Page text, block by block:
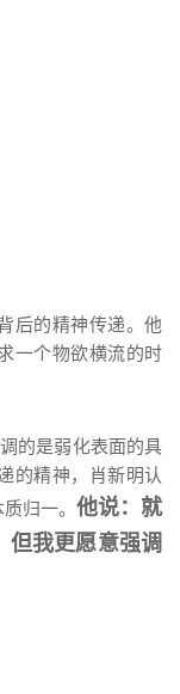
后的精神传递。他
一个物欲横流的时
的是弱化表面的具
的精神，肖新明认
归一。 他说：就
但我更愿意强调